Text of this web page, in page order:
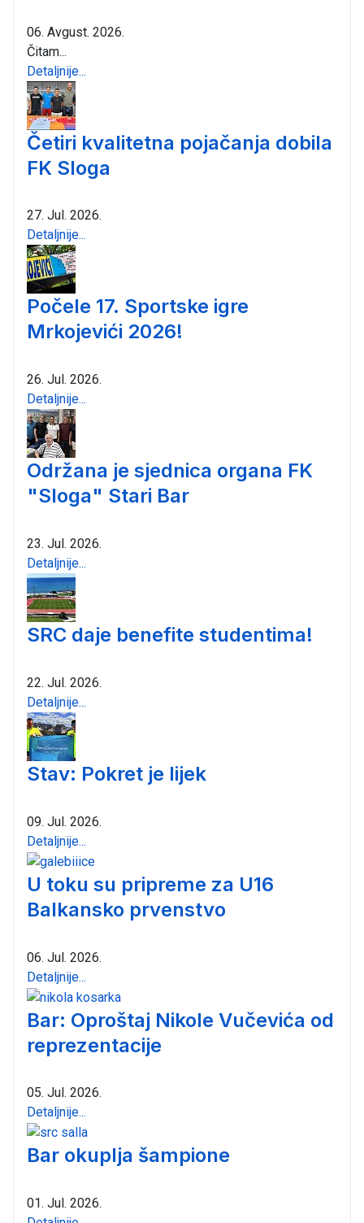
06. Avgust. 2026.
Čitam...
Detaljnije...
Četiri kvalitetna pojačanja dobila
FK Sloga
27. Jul. 2026.
Detaljnije...
Počele 17. Sportske igre
Mrkojevići 2026!
26. Jul. 2026.
Detaljnije...
Održana je sjednica organa FK
"Sloga" Stari Bar
23. Jul. 2026.
Detaljnije...
SRC daje benefite studentima!
22. Jul. 2026.
Detaljnije...
Stav: Pokret je lijek
09. Jul. 2026.
Detaljnije...
U toku su pripreme za U16
Balkansko prvenstvo
06. Jul. 2026.
Detaljnije...
Bar: Oproštaj Nikole Vučevića od
reprezentacije
05. Jul. 2026.
Detaljnije...
Bar okuplja šampione
01. Jul. 2026.